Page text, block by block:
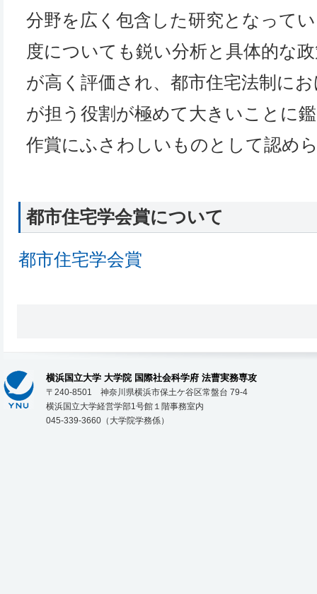
分野を広く包含した研究となって
度についても鋭い分析と具体的な
が高く評価され、都市住宅法制に
が担う役割が極めて大きいことに
作賞にふさわしいものとして認め
都市住宅学会賞について
都市住宅学会賞
横浜国立大学 大学院 国際社会科学府 法曹実務専攻
〒240-8501 神奈川県横浜市保土ケ谷区常盤台 79-4
横浜国立大学経営学部1号館１階事務室内
045-339-3660（大学院学務係）